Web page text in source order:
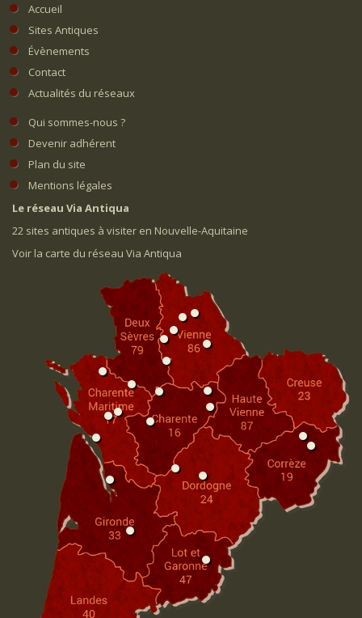
Accueil
Sites Antiques
Évènements
Contact
Actualités du réseaux
Qui sommes-nous ?
Devenir adhérent
Plan du site
Mentions légales
Le réseau Via Antiqua
22 sites antiques à visiter en Nouvelle-Aquitaine
Voir la carte du réseau Via Antiqua